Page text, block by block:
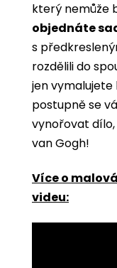
který nemůže
objednáte
s
rozdělili do
jen
postupně se
vynořovat
van Gogh!
Více o
videu: